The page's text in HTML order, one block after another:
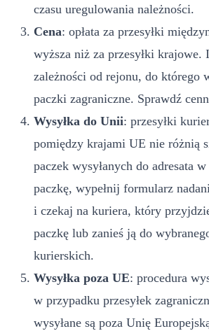
czasu uregulowania należności.
Cena: opłata za przesyłki
wyższa niż za przesyłki krajowe.
zależności od rejonu, do którego
paczki zagraniczne. Sprawdź
Wysyłka do Unii: przesyłki
pomiędzy krajami UE nie różnią
paczek wysyłanych do adresata
paczkę, wypełnij formularz
i czekaj na kuriera, który
paczkę lub zanieś ją do
kurierskich.
Wysyłka poza UE: procedura
w przypadku przesyłek
wysyłane są poza Unię